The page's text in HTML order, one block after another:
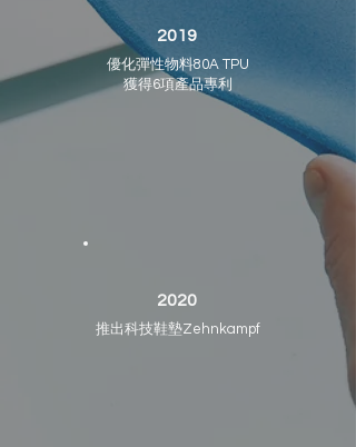
2019
優化彈性物料80A TPU
獲得6項產品專利
2020
推出科技鞋墊Zehnkampf